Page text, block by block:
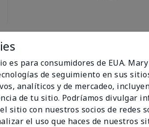
whole family uses it
es para consumidores de EUA.
de seguimiento en sus
analíticos y de mercadeo,
de tu sitio. Podríamos divulgar
sitio con nuestros socios de redes
el uso que haces de nuestros